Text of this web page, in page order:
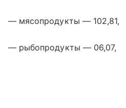
— мясопродукты — 102,81,
— рыбопродукты — 06,07,